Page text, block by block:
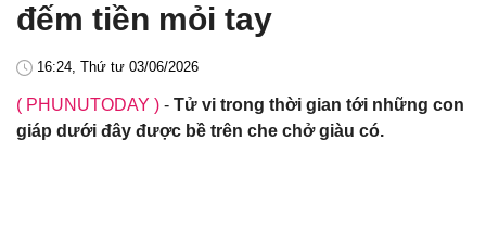
đếm tiền mỏi tay
16:24, Thứ tư 03/06/2026
( PHUNUTODAY ) - Tử vi trong thời gian tới những con
giáp dưới đây được bề trên che chở giàu có.